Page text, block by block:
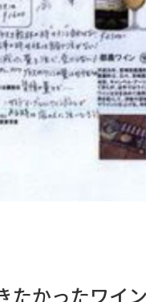
たかったワ